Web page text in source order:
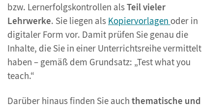
bzw. Lernerfolgskontrollen alsTeil vieler
Lehrwerke. Sie liegen als Kopiervorlagen oder in
digitaler Form vor. Damit prüfen Sie genau die
Inhalte, die Sie in einer Unterrichtsreihe vermittelt
haben – gemäß dem Grundsatz: „Test what you
teach.“
Darüber hinaus finden Sie auch thematische und